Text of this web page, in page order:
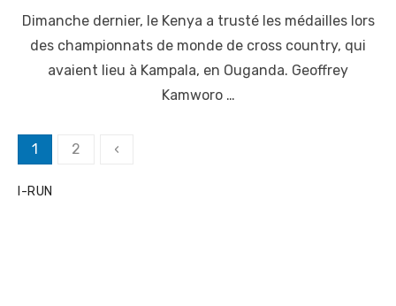
s
e
d
n
Dimanche dernier, le Kenya a trusté les médailles lors
des championnats de monde de cross country, qui
avaient lieu à Kampala, en Ouganda. Geoffrey
Kamworo …
a
g
1 2 ‹
I-RUN